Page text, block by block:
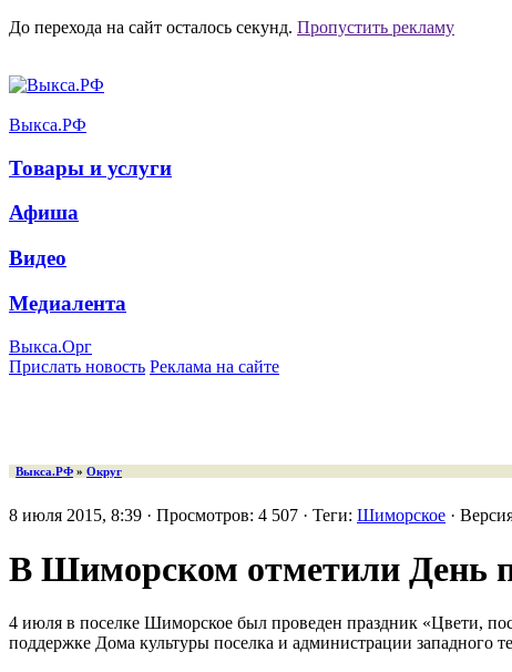
До перехода на сайт осталось секунд. Пропустить рекламу
Выкса.РФ
Товары и услуги
Афиша
Видео
Медиалента
Выкса.Орг
Прислать новость Реклама на сайте
Выкса.РФ » Округ
8 июля 2015, 8:39 · Просмотров: 4 507 · Теги: Шиморское ·
В Шиморском отметили День
4 июля в поселке Шиморское был проведен праздник «Цвети,
поддержке Дома культуры поселка и администрации западного